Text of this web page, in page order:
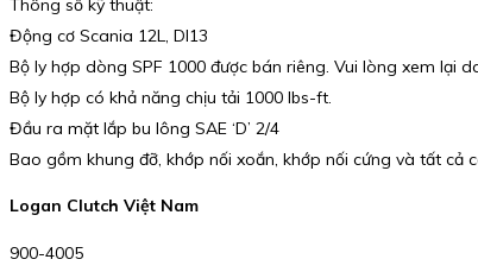
Thông số kỹ thuật:
Động cơ Scania 12L, DI13
Bộ ly hợp dòng SPF 1000 được bán riêng. Vui lòng xem lại
Bộ ly hợp có khả năng chịu tải 1000 lbs-ft.
Đầu ra mặt lắp bu lông SAE ‘D’ 2/4
Bao gồm khung đỡ, khớp nối xoắn, khớp nối cứng và tất cả
Logan Clutch Việt Nam
900-4005